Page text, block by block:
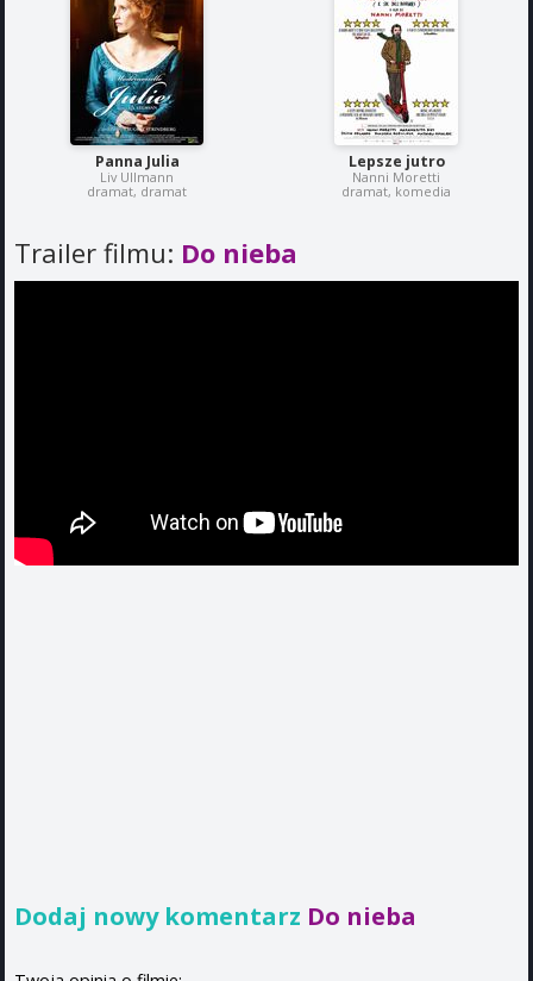
Panna Julia
Liv Ullmann
dramat, dramat
Lepsze jutro
Nanni Moretti
dramat, komedia
Trailer filmu: Do nieba
Dodaj nowy komentarz Do nieba